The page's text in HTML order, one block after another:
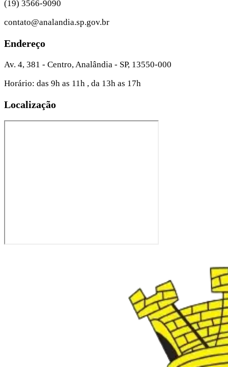
(19) 3566-9090
contato@analandia.sp.gov.br
Endereço
Av. 4, 381 - Centro, Analândia - SP, 13550-000
Horário: das 9h as 11h , da 13h as 17h
Localização